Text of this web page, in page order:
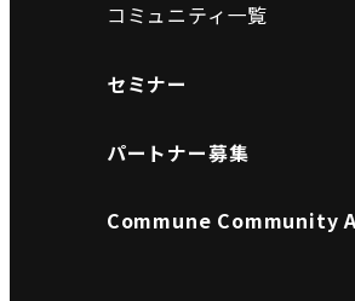
コミュニティ一覧
セミナー
パートナー募集
Commune Community